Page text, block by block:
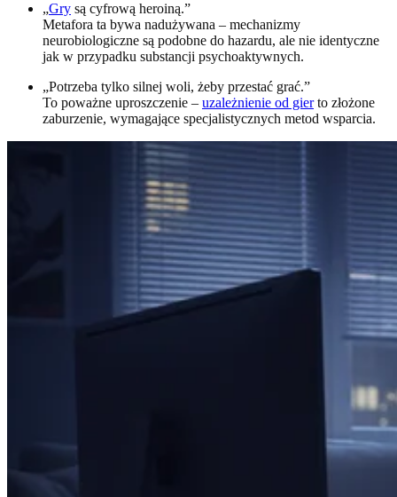
„Gry są cyfrową heroiną.”
Metafora ta bywa nadużywana – mechanizmy
neurobiologiczne są podobne do hazardu, ale nie identyczne
jak w przypadku substancji psychoaktywnych.
„Potrzeba tylko silnej woli, żeby przestać grać.”
To poważne uproszczenie – uzależnienie od gierto złożone
zaburzenie, wymagające specjalistycznych metod wsparcia.